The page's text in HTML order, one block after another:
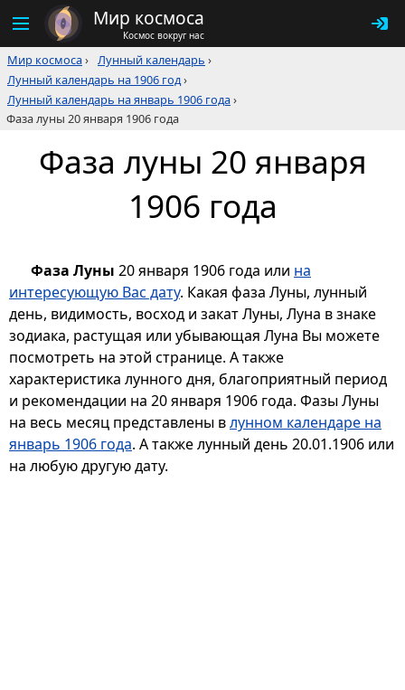
Мир космоса
Космос вокруг нас
Мир космоса› Лунный календарь ›
Лунный календарь на 1906 год›
Лунный календарь на январь 1906 года›
Фаза луны 20 января 1906 года
Фаза луны 20 января
1906 года
Фаза Луны 20 января 1906 года или на
интересующую Вас дату. Какая фаза Луны, лунный
день, видимость, восход и закат Луны, Луна в знаке
зодиака, растущая или убывающая Луна Вы можете
посмотреть на этой странице. А также
характеристика лунного дня, благоприятный период
и рекомендации на 20 января 1906 года. Фазы Луны
на весь месяц представлены влунном календаре на
январь 1906 года. А также лунный день 20.01.1906 или
на любую другую дату.